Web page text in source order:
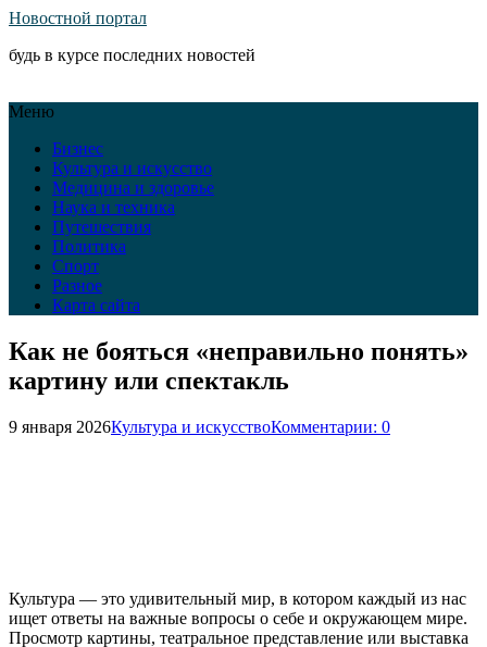
Новостной портал
будь в курсе последних новостей
Меню
Бизнес
Культура и искусство
Медицина и здоровье
Наука и техника
Путешествия
Политика
Спорт
Разное
Карта сайта
Как не бояться «неправильно понять»
картину или спектакль
9 января 2026Культура и искусствоКомментарии: 0
Культура — это удивительный мир, в котором каждый из нас
ищет ответы на важные вопросы о себе и окружающем мире.
Просмотр картины, театральное представление или выставка